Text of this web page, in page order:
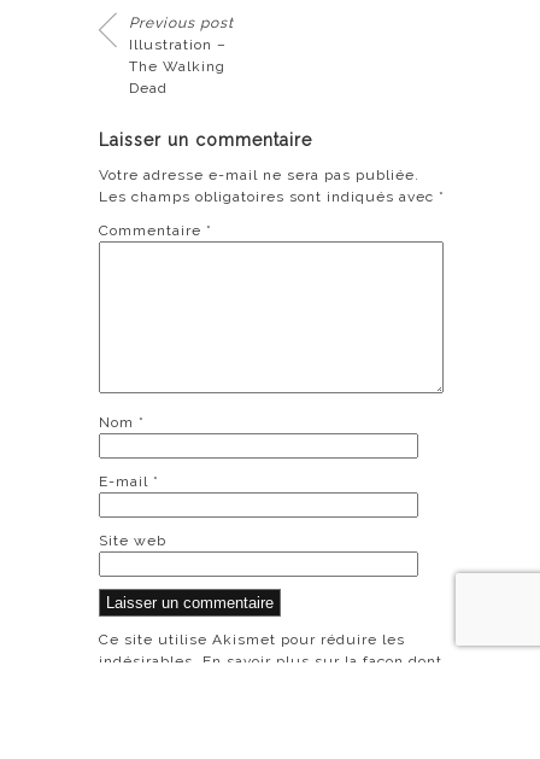
Previous post
Illustration –
The Walking
Dead
Laisser un commentaire
Votre adresse e-mail ne sera pas publiée.
Les champs obligatoires sont indiqués avec *
Commentaire *
Nom *
E-mail *
Site web
Ce site utilise Akismet pour réduire les
indésirables.
En savoir plus sur la façon dont